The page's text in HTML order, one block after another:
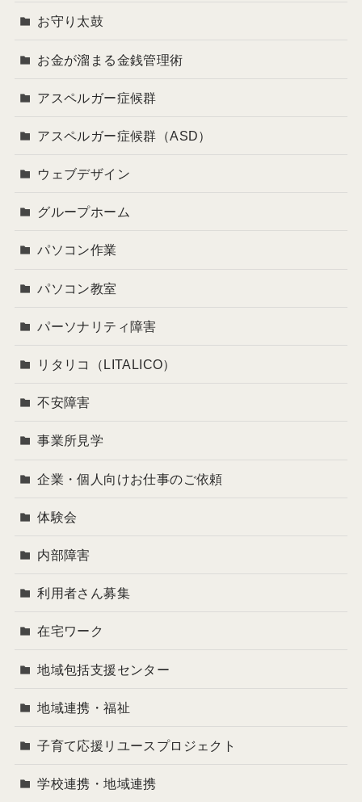
お守り太鼓
お金が溜まる金銭管理術
アスペルガー症候群
アスペルガー症候群（ASD）
ウェブデザイン
グループホーム
パソコン作業
パソコン教室
パーソナリティ障害
リタリコ（LITALICO）
不安障害
事業所見学
企業・個人向けお仕事のご依頼
体験会
内部障害
利用者さん募集
在宅ワーク
地域包括支援センター
地域連携・福祉
子育て応援リユースプロジェクト
学校連携・地域連携